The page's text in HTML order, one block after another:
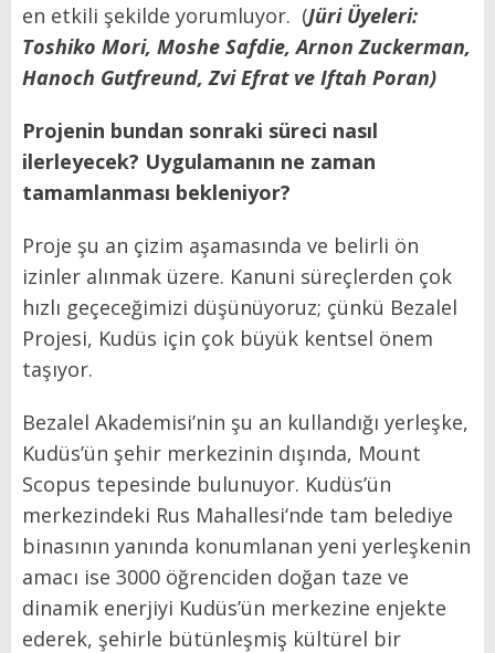
en etkili şekilde yorumluyor. (Jüri Üyeleri:
Toshiko Mori, Moshe Safdie, Arnon Zuckerman,
Hanoch Gutfreund, Zvi Efrat ve Iftah Poran)
Projenin bundan sonraki süreci nasıl
ilerleyecek? Uygulamanın ne zaman
tamamlanması bekleniyor?
Proje şu an çizim aşamasında ve belirli ön
izinler alınmak üzere. Kanuni süreçlerden çok
hızlı geçeceğimizi düşünüyoruz; çünkü Bezalel
Projesi, Kudüs için çok büyük kentsel önem
taşıyor.
Bezalel Akademisi’nin şu an kullandığı yerleşke,
Kudüs’ün şehir merkezinin dışında, Mount
Scopus tepesinde bulunuyor. Kudüs’ün
merkezindeki Rus Mahallesi‘nde tam belediye
binasının yanında konumlanan yeni yerleşkenin
amacı ise 3000 öğrenciden doğan taze ve
dinamik enerjiyi Kudüs’ün merkezine enjekte
ederek, şehirle bütünleşmiş kültürel bir